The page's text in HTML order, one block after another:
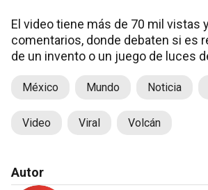
El video tiene más de 70 mil vistas
comentarios, donde debaten si es
de un invento o un juego de luces
México Mundo Noticia
Video Viral Volcán
Autor